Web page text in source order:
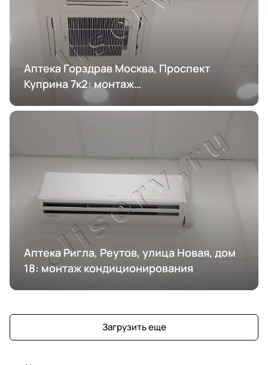
Аптека Горздрав Москва, Проспект
Куприна 7к2: монтаж
кондиционирования
Аптека Ригла, Реутов, улица Новая, дом
18: монтаж кондиционирования
Загрузить еще